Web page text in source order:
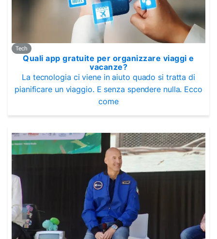
Tech
Quali app gratuite per organizzare viaggi e
vacanze?
La tecnologia ci viene in aiuto quado si tratta di
pianificare un viaggio. E senza spendere nulla. Ecco
come